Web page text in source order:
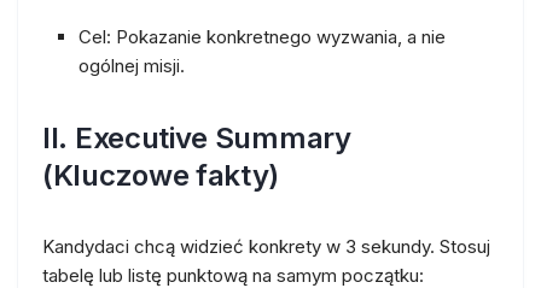
Cel: Pokazanie konkretnego wyzwania, a nie
ogólnej misji.
II. Executive Summary
(Kluczowe fakty)
Kandydaci chcą widzieć konkrety w 3 sekundy. Stosuj
tabelę lub listę punktową na samym początku: